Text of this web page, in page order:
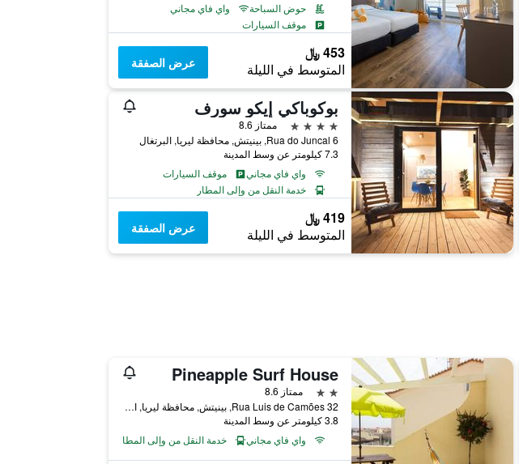
حوض السباحة
واي فاي مجاني
موقف السيارات
453 ﷼
المتوسط في الليلة عرض الصفقة
بوكوباكي إيكو سورف
4 نجوم
ممتاز 8.6
Rua do Juncal 6, بينيتش, محافظة ليريا, البرتغال
7.3 كيلومتر عن وسط المدينة
واي فاي مجاني
موقف السيارات
خدمة النقل من وإلى المطار
419 ﷼
المتوسط في الليلة عرض الصفقة
Pineapple Surf House
2 نجمتين
ممتاز 8.6
Rua Luis de Camões 32, بينيتش, محافظة ليريا, البرتغال
3.8 كيلومتر عن وسط المدينة
واي فاي مجاني
خدمة النقل من وإلى المطار